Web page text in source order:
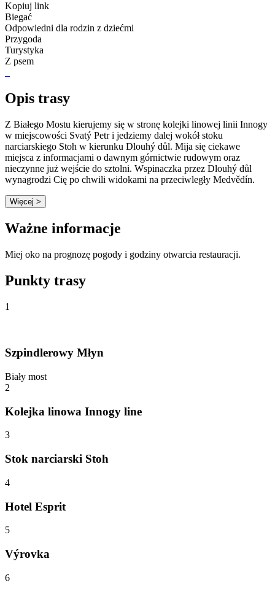
Kopiuj link
Biegać
Odpowiedni dla rodzin z dziećmi
Przygoda
Turystyka
Z psem
Opis trasy
Z Białego Mostu kierujemy się w stronę kolejki linowej linii Innogy
w miejscowości Svatý Petr i jedziemy dalej wokół stoku
narciarskiego Stoh w kierunku Dlouhý důl. Mija się ciekawe
miejsca z informacjami o dawnym górnictwie rudowym oraz
nieczynne już wejście do sztolni. Wspinaczka przez Dlouhý důl
wynagrodzi Cię po chwili widokami na przeciwległy Medvědín.
Więcej >
Ważne informacje
Miej oko na prognozę pogody i godziny otwarcia restauracji.
Punkty trasy
1
Szpindlerowy Młyn
Biały most
2
Kolejka linowa Innogy line
3
Stok narciarski Stoh
4
Hotel Esprit
5
Výrovka
6